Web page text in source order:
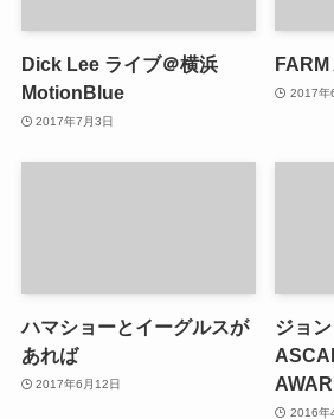
Dick Lee ライブ＠横浜
MotionBlue
2017年7月3日
FARM
2017年
ハマショーとイーグルスが
あれば
2017年6月12日
ジョ
2016年